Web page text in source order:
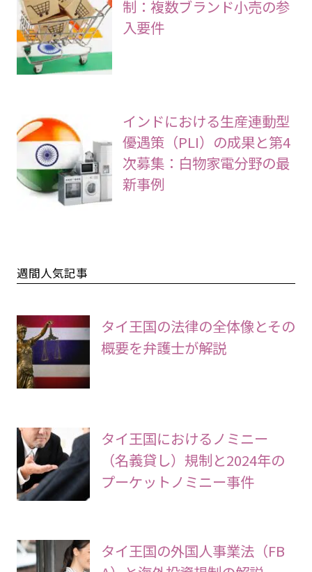
制：複数ブランド小売の参
入要件
インドにおける生産連動型
優遇策（PLI）の成果と第4
次募集：白物家電分野の最
新事例
週間人気記事
タイ王国の法律の全体像とその
概要を弁護士が解説
タイ王国におけるノミニー
（名義貸し）規制と2024年の
プーケットノミニー事件
タイ王国の外国人事業法（FB